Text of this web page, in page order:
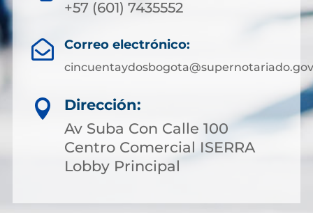
+57 (601) 7435552
 Correo electrónico:

Dirección:
Av Suba Con Calle 100
Centro Comercial ISERRA
Lobby Principal